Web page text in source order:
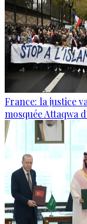
France: la justice
mosquée Attaqwa